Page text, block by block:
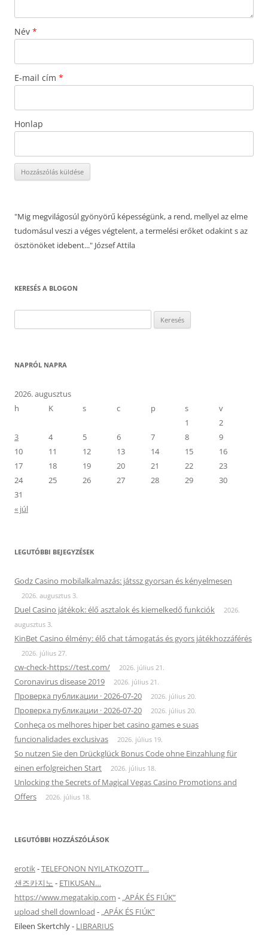
Név *
E-mail cím *
Honlap
"Mig megvilágosúl gyönyörű képességünk, a rend, mellyel az elme
tudomásul veszi a véges végtelent, a termelési erőket odakint s az
ösztönöket idebent..." József Attila
KERESÉS A BLOGON
NAPRÓL NAPRA
2026. augusztus
h
K s c p s
v
1
2
3
4 5 6 7 8
9
10
11 12 13 14 15
16
17
18 19 20 21 22
23
24
25 26 27 28 29
30
31
« júl
LEGUTÓBBI BEJEGYZÉSEK
Godz Casino mobilalkalmazás: játssz gyorsan és kényelmesen
2026. augusztus 3.
Duel Casino játékok: élő asztalok és kiemelkedő funkciók
2026.
augusztus 3.
KinBet Casino élmény: élő chat támogatás és gyors játékhozzáférés
2026. július 27.
cw-check-https://test.com/ 2026. július 21.
Coronavirus disease 2019 2026. július 21.
Проверка публикации · 2026-07-20 2026. július 20.
Проверка публикации · 2026-07-20 2026. július 20.
Conheça os melhores hiper bet casino games e suas
funcionalidades exclusivas
2026. július 19.
So nutzen Sie den Drückglück Bonus Code ohne Einzahlung für
einen erfolgreichen Start
2026. július 18.
Unlocking the Secrets of Magical Vegas Casino Promotions and
Offers
2026. július 18.
LEGUTÓBBI HOZZÁSZÓLÁSOK
erotik-TELEFONON NYILATKOZOTT…
샌즈카지노 - ETIKUSAN…
https://www.megatakip.com - „APÁK ÉS FIÚK”
upload shell download - „APÁK ÉS FIÚK”
Eileen Skertchly- LIBRARIUS